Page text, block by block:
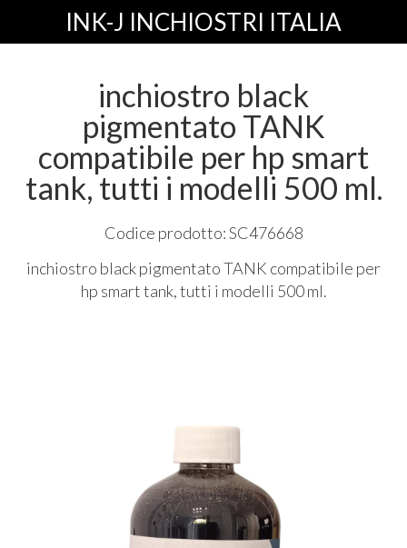
INK-J INCHIOSTRI ITALIA
inchiostro black
pigmentato TANK
compatibile per hp smart
tank, tutti i modelli 500 ml.
Codice prodotto: SC476668
inchiostro black pigmentatoTANK compatibile per
hp smart tank, tutti i modelli 500 ml.